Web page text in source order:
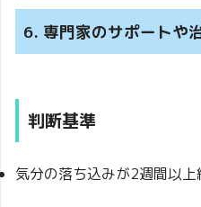
6. 専門家のサポートや
判断基準
気分の落ち込みが2週間以上